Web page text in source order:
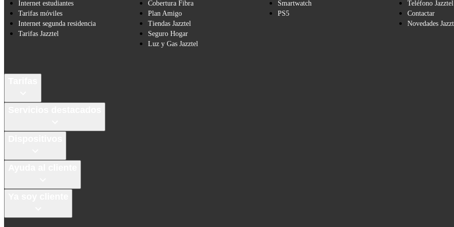
Internet estudiantes
Tarifas móviles
Internet segunda residencia
Tarifas Jazztel
Cobertura Fibra
Plan Amigo
Tiendas Jazztel
Seguro Hogar
Luz y Gas Jazztel
Smartwatch
PS5
Teléfono Jazztel
Contactar
Novedades